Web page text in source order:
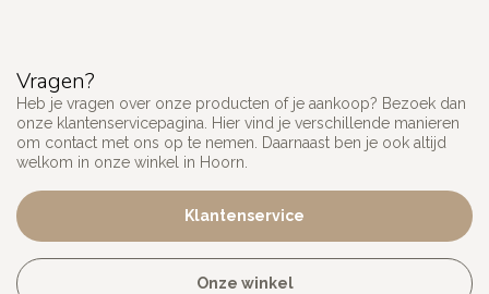
Vragen?
Heb je vragen over onze producten of je aankoop? Bezoek dan
onze klantenservicepagina. Hier vind je verschillende manieren
om contact met ons op te nemen. Daarnaast ben je ook altijd
welkom in onze winkel in Hoorn.
Klantenservice
Onze winkel